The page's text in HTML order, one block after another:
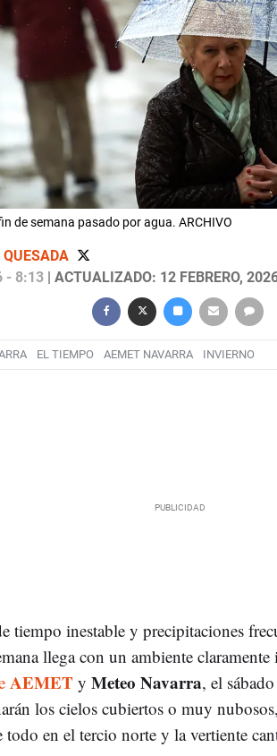
de semana pasado por agua. ARCHIVO
- 8:13| ACTUALIZADO: 12 FEBRERO,
EL TIEMPO AEMET NAVARRA INVIERNO
tiempo inestable y precipitaciones
llega con un ambiente
AEMET y Meteo Navarra, el
los cielos cubiertos o muy
todo en el tercio norte y la vertiente